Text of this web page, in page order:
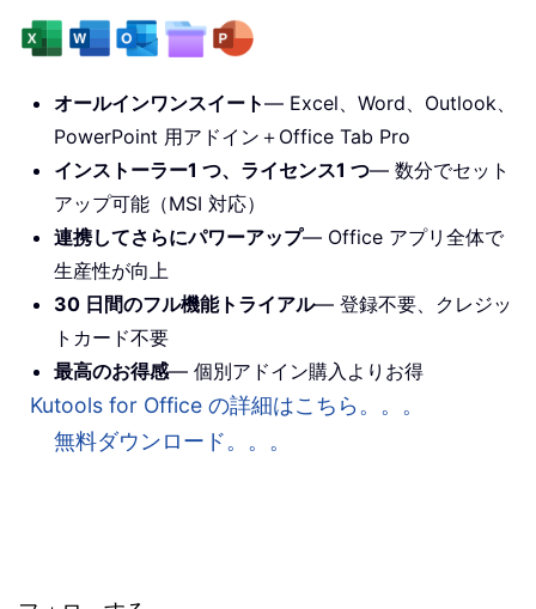
オールインワンスイート— Excel、Word、Outlook、
PowerPoint 用アドイン＋Office Tab Pro
インストーラー1 つ、ライセンス1 つ— 数分でセット
アップ可能（MSI 対応）
連携してさらにパワーアップ— Office アプリ全体で
生産性が向上
30 日間のフル機能トライアル— 登録不要、クレジッ
トカード不要
最高のお得感— 個別アドイン購入よりお得
Kutools for Office の詳細はこちら。。。
無料ダウンロード。。。